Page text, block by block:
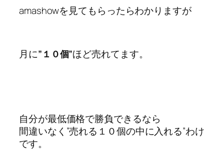
amashowを見てもらったらわかりますが
月に”１０個”ほど売れてます。
自分が最低価格で勝負できるなら
間違いなく”売れる１０個の中に入れる”わけ
です。